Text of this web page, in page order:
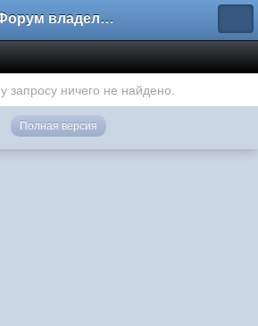
Форум владельцев интернет-магазинов
запросу ничего не найдено.
Полная версия